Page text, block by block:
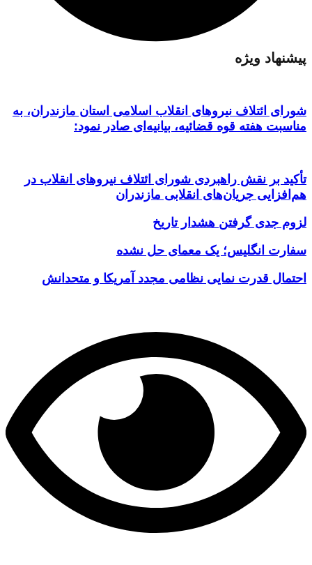
پیشنهاد ویژه
شورای ائتلاف نیروهای انقلاب اسلامی استان مازندران، به
مناسبت هفته قوه قضائیه، بیانیه‌ای صادر نمود:
تأکید بر نقش راهبردی شورای ائتلاف نیروهای انقلاب در
هم‌افزایی جریان‌های انقلابی مازندران
لزوم جدی گرفتن هشدار تاریخ
سفارت انگلیس؛ یک معمای حل نشده
احتمال قدرت نمایی نظامی مجدد آمریکا و متحدانش